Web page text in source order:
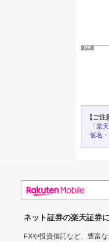
PR
【ご注
「楽
仮名
ネット証券の楽天証券
FXや投資信託など、豊富